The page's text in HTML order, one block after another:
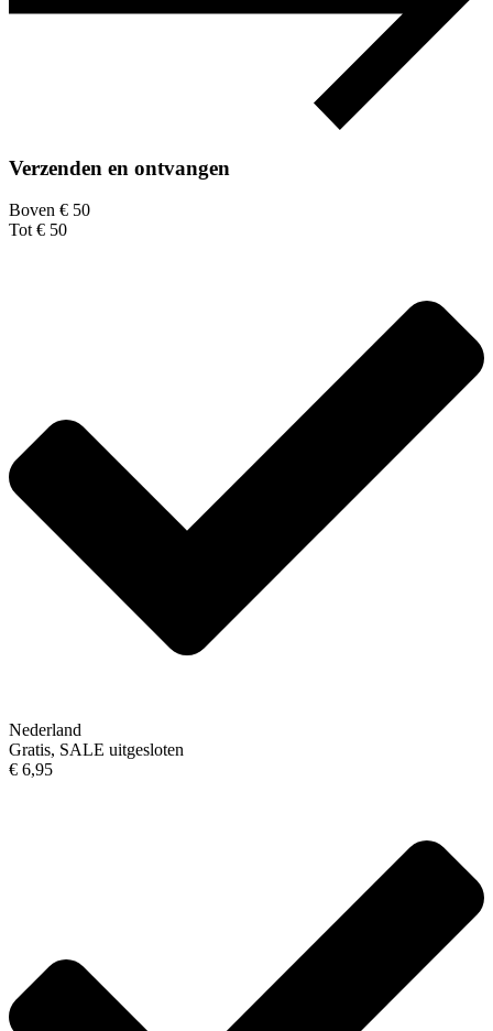
Verzenden en ontvangen
Boven € 50
Tot € 50
Nederland
Gratis, SALE uitgesloten
€ 6,95